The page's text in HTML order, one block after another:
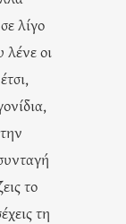
λίγο
λένε οι
το
τη